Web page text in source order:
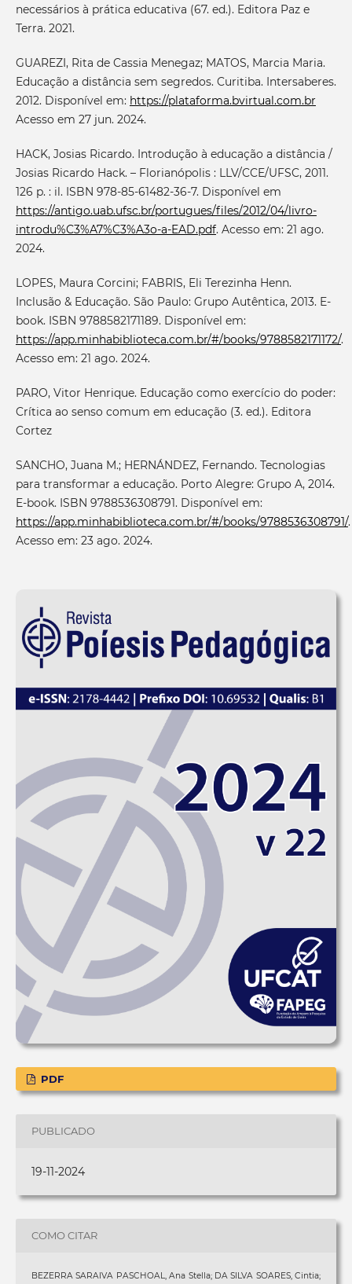
necessários à prática educativa (67. ed.). Editora Paz e
Terra. 2021.
GUAREZI, Rita de Cassia Menegaz; MATOS, Marcia Maria.
Educação a distância sem segredos. Curitiba. Intersaberes.
2012. Disponível em: https://plataforma.bvirtual.com.br
Acesso em 27 jun. 2024.
HACK, Josias Ricardo. Introdução à educação a distância /
Josias Ricardo Hack. – Florianópolis : LLV/CCE/UFSC, 2011.
126 p. : il. ISBN 978-85-61482-36-7. Disponível em
https://antigo.uab.ufsc.br/portugues/files/2012/04/livro-
introdu%C3%A7%C3%A3o-a-EAD.pdf. Acesso em: 21 ago.
2024.
LOPES, Maura Corcini; FABRIS, Eli Terezinha Henn.
Inclusão & Educação. São Paulo: Grupo Autêntica, 2013. E-
book. ISBN 9788582171189. Disponível em:
https://app.minhabiblioteca.com.br/#/books/9788582171172/.
Acesso em: 21 ago. 2024.
PARO, Vitor Henrique. Educação como exercício do poder:
Crítica ao senso comum em educação (3. ed.). Editora
Cortez
SANCHO, Juana M.; HERNÁNDEZ, Fernando. Tecnologias
para transformar a educação. Porto Alegre: Grupo A, 2014.
E-book. ISBN 9788536308791. Disponível em:
https://app.minhabiblioteca.com.br/#/books/9788536308791/.
Acesso em: 23 ago. 2024.
PDF
PUBLICADO
19-11-2024
COMO CITAR
BEZERRA SARAIVA PASCHOAL, Ana Stella; DA SILVA SOARES, Cintia;